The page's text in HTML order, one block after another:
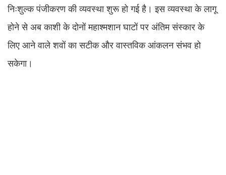
निःशुल्क पंजीकरण की व्यवस्था शुरू हो गई है। इस व्यवस्था के लागू
होने से अब काशी के दोनों महाश्मशान घाटों पर अंतिम संस्कार के
लिए आने वाले शवों का सटीक और वास्तविक आंकलन संभव हो
सकेगा।